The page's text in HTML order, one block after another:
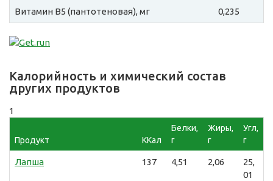
Витамин B5 (пантотеновая), мг 0,235
Калорийность и химический состав
других продуктов
1
Продукт ККал
Белки,
г
Жиры,
г
Угл,
г
Лапша 137 4,51 2,06
25,
01